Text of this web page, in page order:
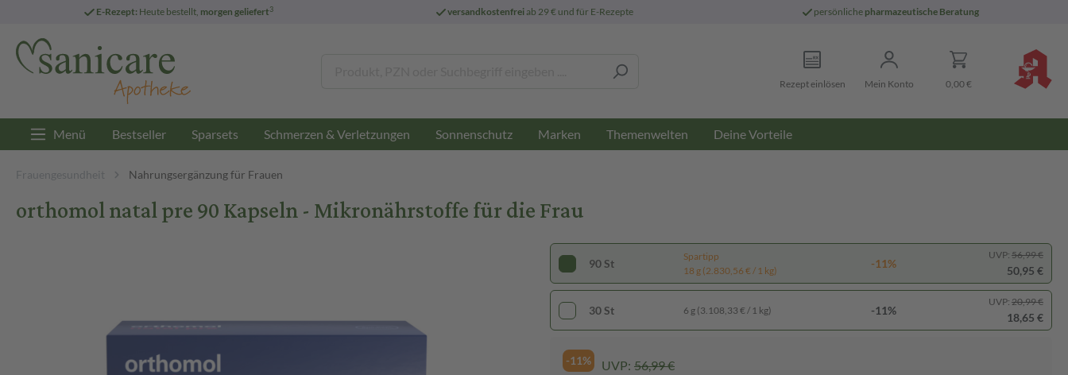
E-Rezept: Heute bestellt, morgen geliefert3 versandkostenfreiab 29 € und für E-Rezepte persönliche pharmazeutische Beratung
Rezept einlösen Mein Konto 0,00 €
Menü Bestseller Sparsets Schmerzen & Verletzungen Sonnenschutz Marken Themenwelten Deine Vorteile
Frauengesundheit Nahrungsergänzung für Frauen
orthomol natal pre 90 Kapseln - Mikronährstoffe für die Frau
90 St
Spartipp
18 g (2.830,56 € / 1 kg)
-11%
UVP: 56,99 €
50,95 €
30 St 6 g (3.108,33 € / 1 kg) -11%
UVP: 20,99 €
18,65 €
-11% UVP: 56,99 €